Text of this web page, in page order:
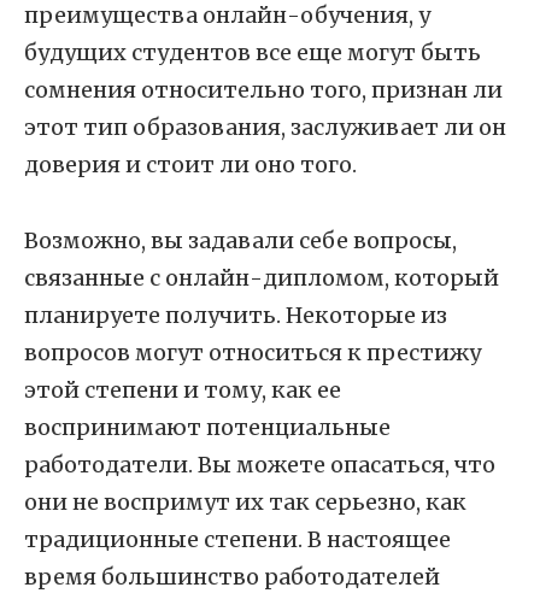
преимущества онлайн-обучения, у
будущих студентов все еще могут быть
сомнения относительно того, признан ли
этот тип образования, заслуживает ли он
доверия и стоит ли оно того.
Возможно, вы задавали себе вопросы,
связанные с онлайн-дипломом, который
планируете получить. Некоторые из
вопросов могут относиться к престижу
этой степени и тому, как ее
воспринимают потенциальные
работодатели. Вы можете опасаться, что
они не воспримут их так серьезно, как
традиционные степени. В настоящее
время большинство работодателей